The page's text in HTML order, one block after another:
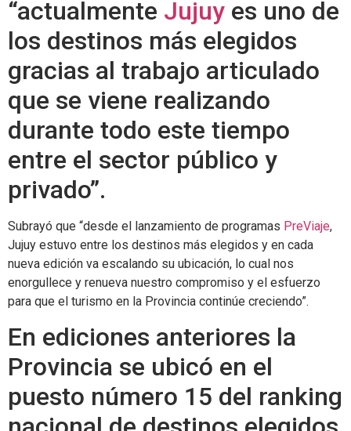
“actualmente Jujuy es uno de
los destinos más elegidos
gracias al trabajo articulado
que se viene realizando
durante todo este tiempo
entre el sector público y
privado”.
Subrayó que “desde el lanzamiento de programas PreViaje,
Jujuy estuvo entre los destinos más elegidos y en cada
nueva edición va escalando su ubicación, lo cual nos
enorgullece y renueva nuestro compromiso y el esfuerzo
para que el turismo en la Provincia continúe creciendo”.
En ediciones anteriores la
Provincia se ubicó en el
puesto número 15 del ranking